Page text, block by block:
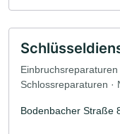
Einbruchsreparaturen
Schlossreparaturen ·
Bodenbacher Straße